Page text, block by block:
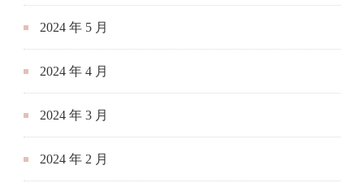
2024 年 5 月
2024 年 4 月
2024 年 3 月
2024 年 2 月